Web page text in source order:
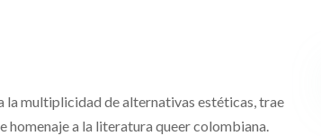
la multiplicidad de alternativas estéticas, trae
homenaje a la literatura queer colombiana.